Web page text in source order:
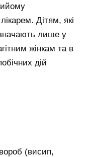
Дітям, які
лише у
жінкам та в
дій
(висип,